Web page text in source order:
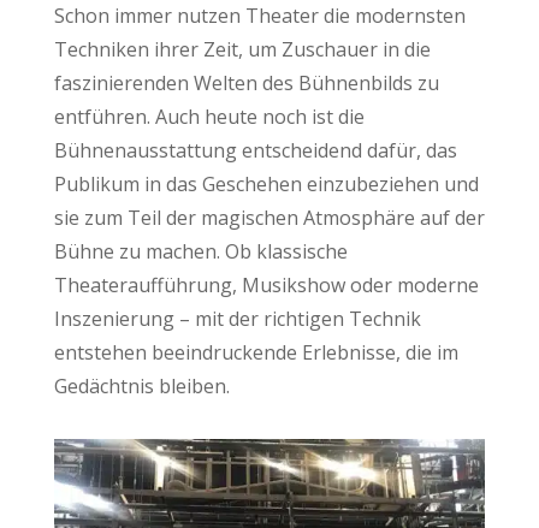
Schon immer nutzen Theater die modernsten
Techniken ihrer Zeit, um Zuschauer in die
faszinierenden Welten des Bühnenbilds zu
entführen. Auch heute noch ist die
Bühnenausstattung entscheidend dafür, das
Publikum in das Geschehen einzubeziehen und
sie zum Teil der magischen Atmosphäre auf der
Bühne zu machen. Ob klassische
Theateraufführung, Musikshow oder moderne
Inszenierung – mit der richtigen Technik
entstehen beeindruckende Erlebnisse, die im
Gedächtnis bleiben.